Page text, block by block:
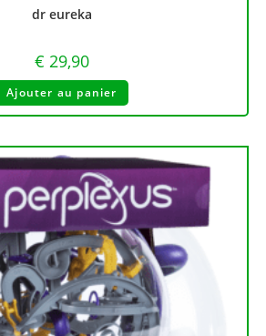
dr eureka
€ 29,90
Ajouter au panier